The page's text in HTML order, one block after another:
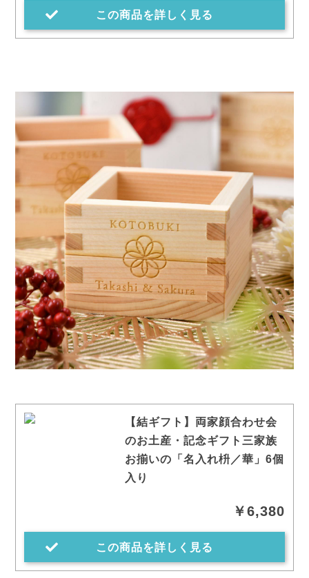
この商品を詳しく見る
【結ギフト】両家顔合わせ会
のお土産・記念ギフト三家族
お揃いの「名入れ枡／華」6個
入り
￥6,380
この商品を詳しく見る